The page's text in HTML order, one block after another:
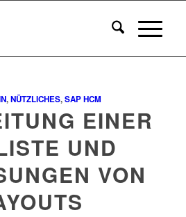
,NÜTZLICHES,SAP HCM
EINER
UND
VON